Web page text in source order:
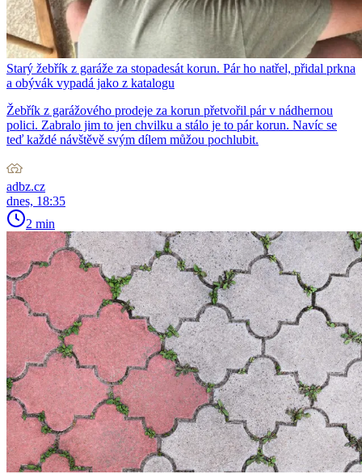
Starý žebřík z garáže za stopadesát korun. Pár ho natřel, přidal prkna
a obývák vypadá jako z katalogu
Žebřík z garážového prodeje za korun přetvořil pár v nádhernou
polici. Zabralo jim to jen chvilku a stálo je to pár korun. Navíc se
teď každé návštěvě svým dílem můžou pochlubit.
adbz.cz
dnes, 18:35
2 min